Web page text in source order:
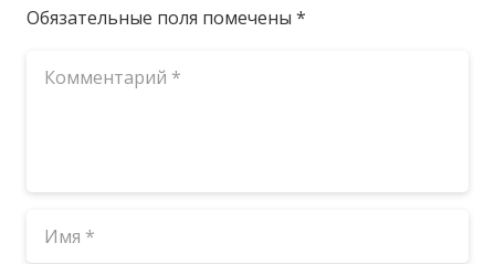
Обязательные поля помечены *